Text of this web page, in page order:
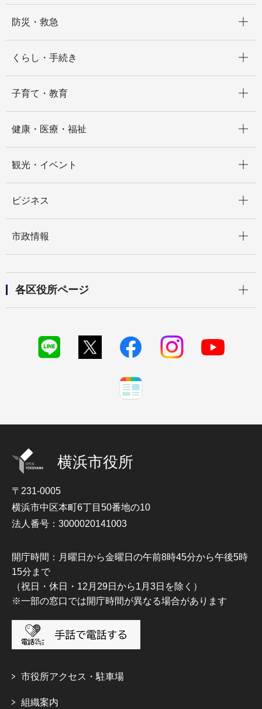
防災・救急
くらし・手続き
子育て・教育
健康・医療・福祉
観光・イベント
ビジネス
市政情報
各区役所ページ
横浜市役所
〒231-0005
横浜市中区本町6丁目50番地の10
法人番号：3000020141003
開庁時間：月曜日から金曜日の午前8時45分から午後5時
15分まで
（祝日・休日・12月29日から1月3日を除く）
※一部の窓口では開庁時間が異なる場合があります
市役所アクセス・駐車場
組織案内